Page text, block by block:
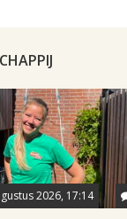
2026, 17:14